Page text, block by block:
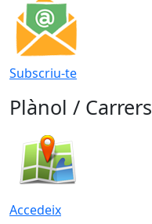
Subscriu-te
Plànol / Carrers
Accedeix